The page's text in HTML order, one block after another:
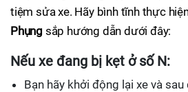
tiệm sửa xe. Hãy bình tĩnh thực
Phụng sắp hướng dẫn dưới đây:
Nếu xe đang bị kẹt ở số N:
Bạn hãy khởi động lại xe và